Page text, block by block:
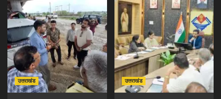
उत्तराखंड उत्तराखंड